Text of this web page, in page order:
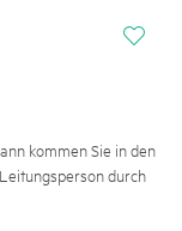
i
kommen Sie in den
durch